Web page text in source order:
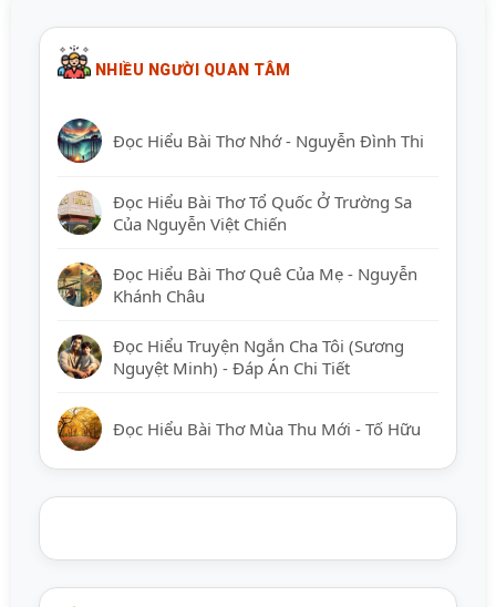
NHIỀU NGƯỜI QUAN TÂM
Đọc Hiểu Bài Thơ Nhớ - Nguyễn Đình Thi
Đọc Hiểu Bài Thơ Tổ Quốc Ở Trường Sa
Của Nguyễn Việt Chiến
Đọc Hiểu Bài Thơ Quê Của Mẹ - Nguyễn
Khánh Châu
Đọc Hiểu Truyện Ngắn Cha Tôi (Sương
Nguyệt Minh) - Đáp Án Chi Tiết
Đọc Hiểu Bài Thơ Mùa Thu Mới - Tố Hữu